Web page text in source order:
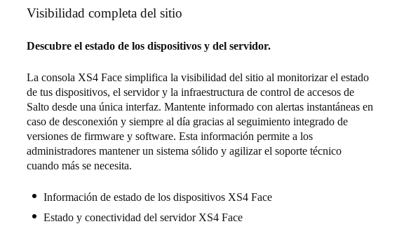
Visibilidad completa del sitio
Descubre el estado de los dispositivos y del servidor.
La consola XS4 Face simplifica la visibilidad del sitio al monitorizar el estado
de tus dispositivos, el servidor y la infraestructura de control de accesos de
Salto desde una única interfaz. Mantente informado con alertas instantáneas en
caso de desconexión y siempre al día gracias al seguimiento integrado de
versiones de firmware y software. Esta información permite a los
administradores mantener un sistema sólido y agilizar el soporte técnico
cuando más se necesita.
Información de estado de los dispositivos XS4 Face
Estado y conectividad del servidor XS4 Face